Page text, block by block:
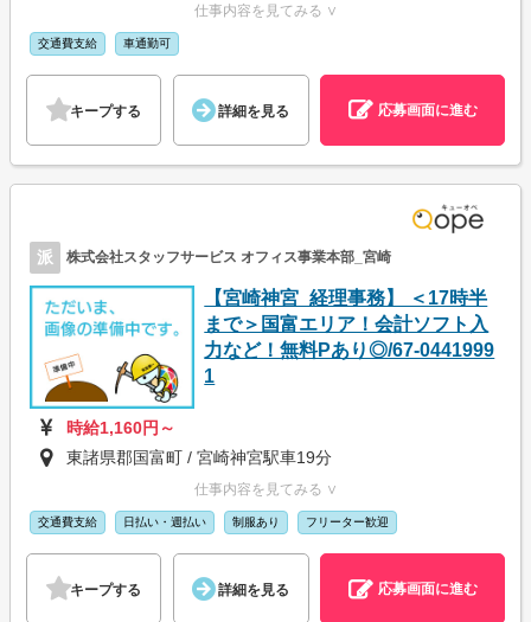
仕事内容を見てみる ∨
交通費支給 車通勤可
キープする 詳細を見る 応募画面に進む
派 株式会社スタッフサービス オフィス事業本部_宮崎
【宮崎神宮_経理事務】 ＜17時半
まで＞国富エリア！会計ソフト入
力など！無料Pあり◎/67-0441999
1
時給1,160円～
東諸県郡国富町 / 宮崎神宮駅車19分
仕事内容を見てみる ∨
交通費支給 日払い・週払い 制服あり フリーター歓迎
キープする 詳細を見る 応募画面に進む